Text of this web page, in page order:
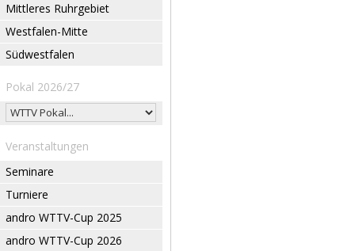
Mittleres Ruhrgebiet
Westfalen-Mitte
Südwestfalen
Pokal 2026/27
Veranstaltungen
Seminare
Turniere
andro WTTV-Cup 2025
andro WTTV-Cup 2026